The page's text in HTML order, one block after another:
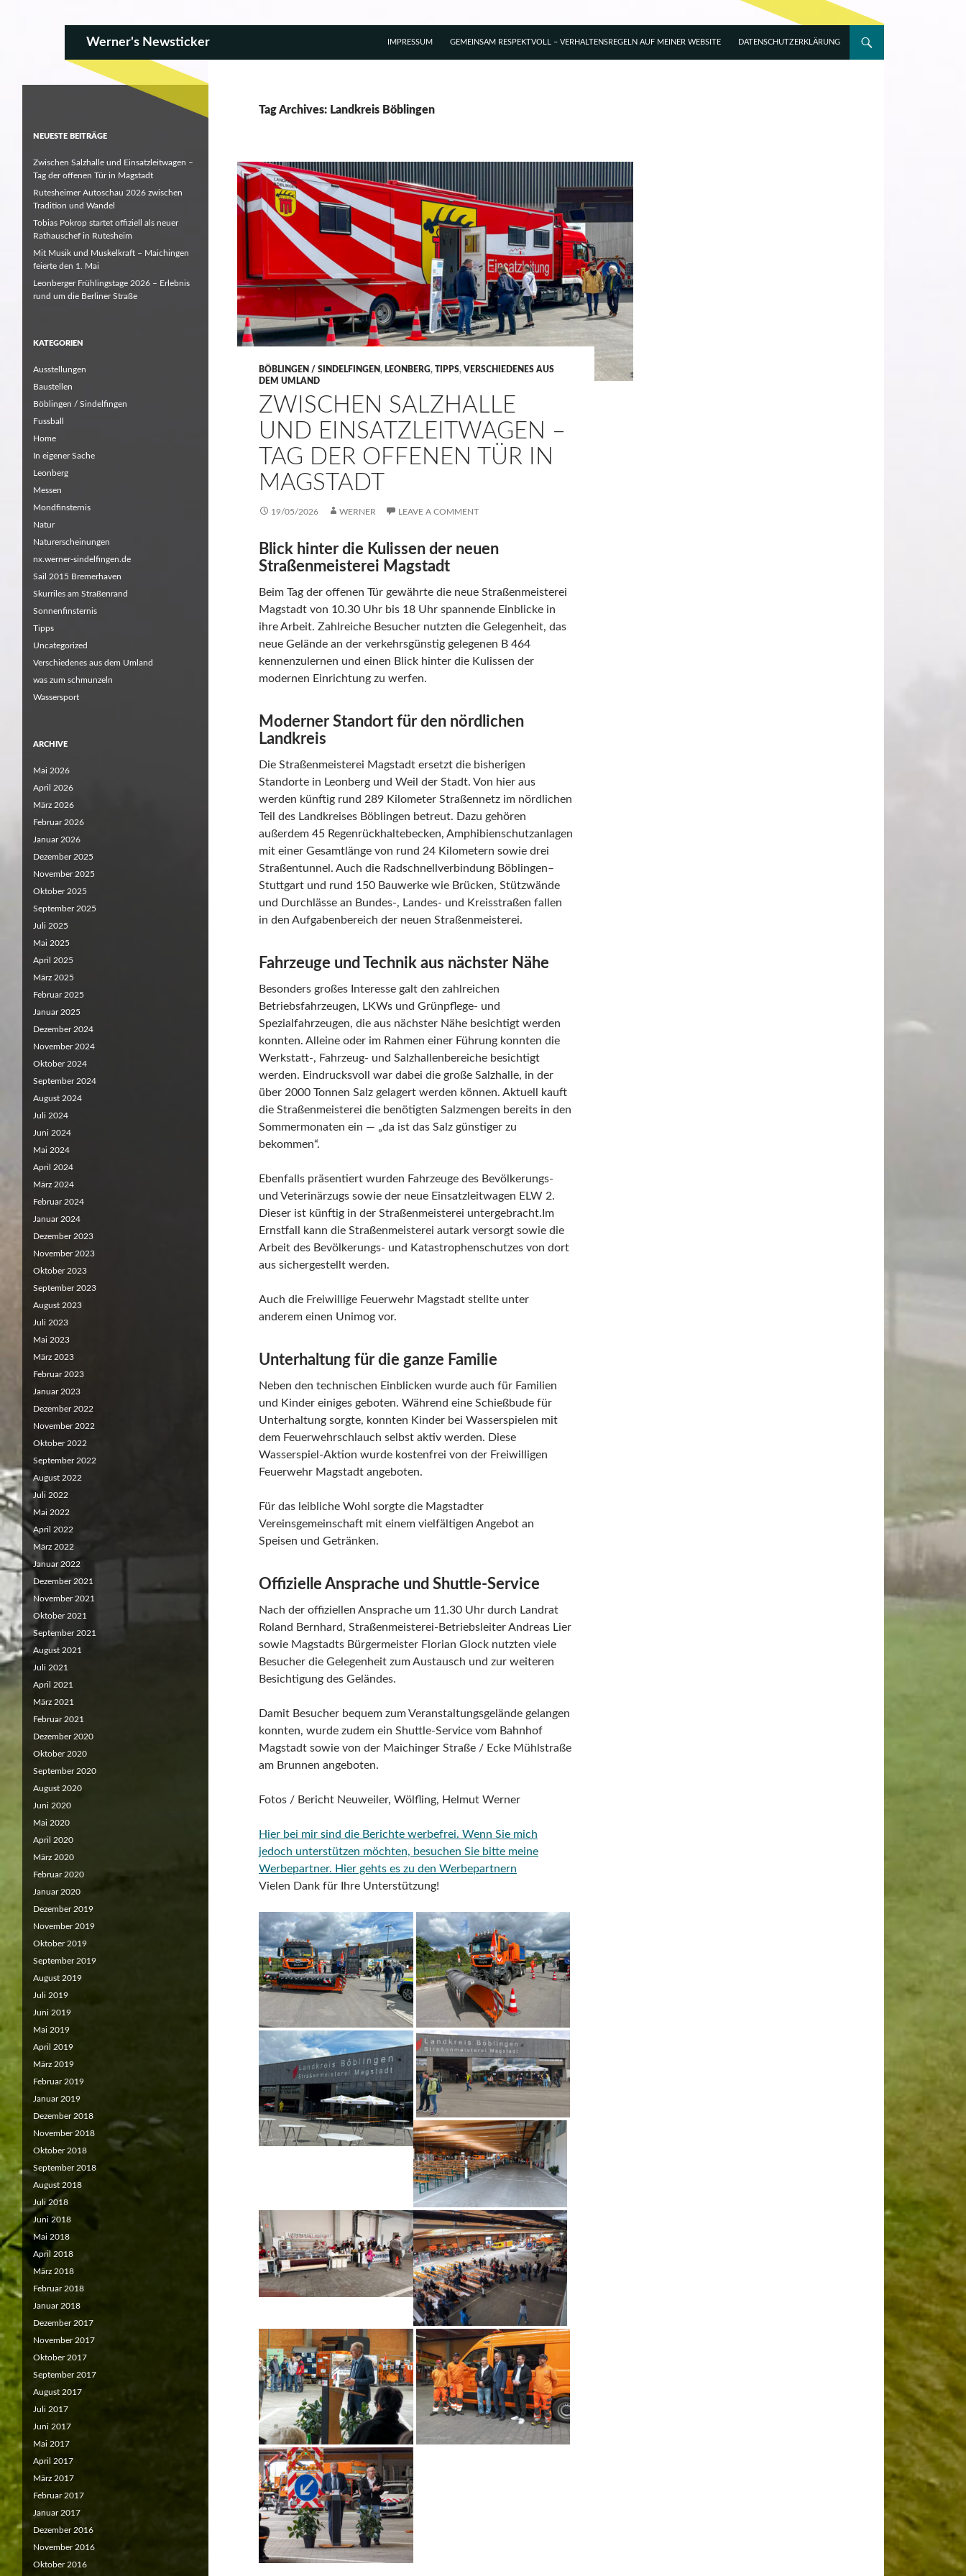
Werner's Newsticker
DATENSCHUTZERKLÄRUNG
GEMEINSAM RESPEKTVOLL – VERHALTENSREGELN AUF MEINER WEBSITE
IMPRESSUM
Tag Archives: Landkreis Böblingen
BÖBLINGEN / SINDELFINGEN, LEONBERG, TIPPS, VERSCHIEDENES AUS
DEM UMLAND
ZWISCHEN SALZHALLE
UND EINSATZLEITWAGEN –
TAG DER OFFENEN TÜR IN
MAGSTADT
19/05/2026 WERNER LEAVE A COMMENT
Blick hinter die Kulissen der neuen
Straßenmeisterei Magstadt
Beim Tag der offenen Tür gewährte die neue Straßenmeisterei
Magstadt von 10.30 Uhr bis 18 Uhr spannende Einblicke in
ihre Arbeit. Zahlreiche Besucher nutzten die Gelegenheit, das
neue Gelände an der verkehrsgünstig gelegenen B 464
kennenzulernen und einen Blick hinter die Kulissen der
modernen Einrichtung zu werfen.
Moderner Standort für den nördlichen
Landkreis
Die Straßenmeisterei Magstadt ersetzt die bisherigen
Standorte in Leonberg und Weil der Stadt. Von hier aus
werden künftig rund 289 Kilometer Straßennetz im nördlichen
Teil des Landkreises Böblingen betreut. Dazu gehören
außerdem 45 Regenrückhaltebecken, Amphibienschutzanlagen
mit einer Gesamtlänge von rund 24 Kilometern sowie drei
Straßentunnel. Auch die Radschnellverbindung Böblingen–
Stuttgart und rund 150 Bauwerke wie Brücken, Stützwände
und Durchlässe an Bundes-, Landes- und Kreisstraßen fallen
in den Aufgabenbereich der neuen Straßenmeisterei.
Fahrzeuge und Technik aus nächster Nähe
Besonders großes Interesse galt den zahlreichen
Betriebsfahrzeugen, LKWs und Grünpflege- und
Spezialfahrzeugen, die aus nächster Nähe besichtigt werden
konnten. Alleine oder im Rahmen einer Führung konnten die
Werkstatt-, Fahrzeug- und Salzhallenbereiche besichtigt
werden. Eindrucksvoll war dabei die große Salzhalle, in der
über 2000 Tonnen Salz gelagert werden können. Aktuell kauft
die Straßenmeisterei die benötigten Salzmengen bereits in den
Sommermonaten ein — „da ist das Salz günstiger zu
bekommen“.
Ebenfalls präsentiert wurden Fahrzeuge des Bevölkerungs-
und Veterinärzugs sowie der neue Einsatzleitwagen ELW 2.
Dieser ist künftig in der Straßenmeisterei untergebracht.Im
Ernstfall kann die Straßenmeisterei autark versorgt sowie die
Arbeit des Bevölkerungs- und Katastrophenschutzes von dort
aus sichergestellt werden.
Auch die Freiwillige Feuerwehr Magstadt stellte unter
anderem einen Unimog vor.
Unterhaltung für die ganze Familie
Neben den technischen Einblicken wurde auch für Familien
und Kinder einiges geboten. Während eine Schießbude für
Unterhaltung sorgte, konnten Kinder bei Wasserspielen mit
dem Feuerwehrschlauch selbst aktiv werden. Diese
Wasserspiel-Aktion wurde kostenfrei von der Freiwilligen
Feuerwehr Magstadt angeboten.
Für das leibliche Wohl sorgte die Magstadter
Vereinsgemeinschaft mit einem vielfältigen Angebot an
Speisen und Getränken.
Offizielle Ansprache und Shuttle-Service
Nach der offiziellen Ansprache um 11.30 Uhr durch Landrat
Roland Bernhard, Straßenmeisterei-Betriebsleiter Andreas Lier
sowie Magstadts Bürgermeister Florian Glock nutzten viele
Besucher die Gelegenheit zum Austausch und zur weiteren
Besichtigung des Geländes.
Damit Besucher bequem zum Veranstaltungsgelände gelangen
konnten, wurde zudem ein Shuttle-Service vom Bahnhof
Magstadt sowie von der Maichinger Straße / Ecke Mühlstraße
am Brunnen angeboten.
Fotos / Bericht Neuweiler, Wölfling, Helmut Werner
Hier bei mir sind die Berichte werbefrei. Wenn Sie mich
jedoch unterstützen möchten, besuchen Sie bitte meine
Werbepartner. Hier gehts es zu den Werbepartnern
Vielen Dank für Ihre Unterstützung!
NEUESTE BEITRÄGE
Zwischen Salzhalle und Einsatzleitwagen –
Tag der offenen Tür in Magstadt
Rutesheimer Autoschau 2026 zwischen
Tradition und Wandel
Tobias Pokrop startet offiziell als neuer
Rathauschef in Rutesheim
Mit Musik und Muskelkraft – Maichingen
feierte den 1. Mai
Leonberger Frühlingstage 2026 – Erlebnis
rund um die Berliner Straße
KATEGORIEN
Ausstellungen
Baustellen
Böblingen / Sindelfingen
Fussball
Home
In eigener Sache
Leonberg
Messen
Mondfinsternis
Natur
Naturerscheinungen
nx.werner-sindelfingen.de
Sail 2015 Bremerhaven
Skurriles am Straßenrand
Sonnenfinsternis
Tipps
Uncategorized
Verschiedenes aus dem Umland
was zum schmunzeln
Wassersport
ARCHIVE
Mai 2026
April 2026
März 2026
Februar 2026
Januar 2026
Dezember 2025
November 2025
Oktober 2025
September 2025
Juli 2025
Mai 2025
April 2025
März 2025
Februar 2025
Januar 2025
Dezember 2024
November 2024
Oktober 2024
September 2024
August 2024
Juli 2024
Juni 2024
Mai 2024
April 2024
März 2024
Februar 2024
Januar 2024
Dezember 2023
November 2023
Oktober 2023
September 2023
August 2023
Juli 2023
Mai 2023
März 2023
Februar 2023
Januar 2023
Dezember 2022
November 2022
Oktober 2022
September 2022
August 2022
Juli 2022
Mai 2022
April 2022
März 2022
Januar 2022
Dezember 2021
November 2021
Oktober 2021
September 2021
August 2021
Juli 2021
April 2021
März 2021
Februar 2021
Dezember 2020
Oktober 2020
September 2020
August 2020
Juni 2020
Mai 2020
April 2020
März 2020
Februar 2020
Januar 2020
Dezember 2019
November 2019
Oktober 2019
September 2019
August 2019
Juli 2019
Juni 2019
Mai 2019
April 2019
März 2019
Februar 2019
Januar 2019
Dezember 2018
November 2018
Oktober 2018
September 2018
August 2018
Juli 2018
Juni 2018
Mai 2018
April 2018
März 2018
Februar 2018
Januar 2018
Dezember 2017
November 2017
Oktober 2017
September 2017
August 2017
Juli 2017
Juni 2017
Mai 2017
April 2017
März 2017
Februar 2017
Januar 2017
Dezember 2016
November 2016
Oktober 2016